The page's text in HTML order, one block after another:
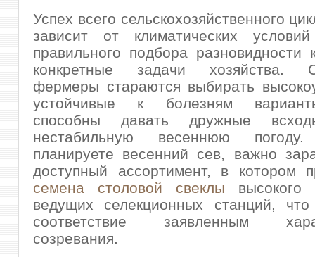
Успех всего сельскохозяйственного
зависит от климатических
правильного подбора разновидности
конкретные задачи хозяйства.
фермеры стараются выбирать
устойчивые к болезням
способны давать дружные
нестабильную весеннюю
планируете весенний сев, важно
доступный ассортимент, в котором
семена столовой свеклы высокого
ведущих селекционных станций, что
соответствие заявленным
созревания.